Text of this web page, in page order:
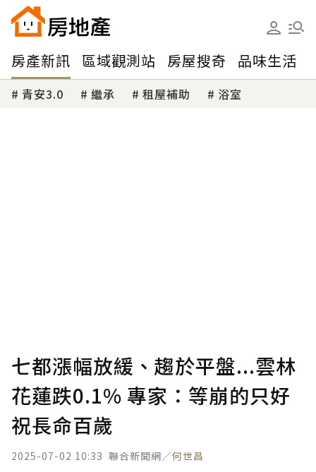
房產新訊 區域觀測站 房屋搜奇 品味生活
青安3.0 繼承 租屋補助 浴室
七都漲幅放緩、趨於平盤...雲林
花蓮跌0.1% 專家：等崩的只好
祝長命百歲
2025-07-02 10:33 聯合新聞網／何世昌